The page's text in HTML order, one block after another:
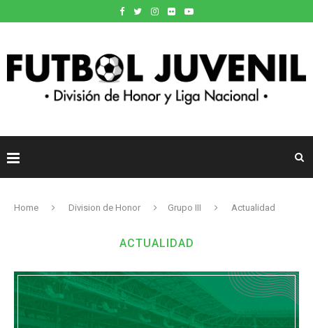
Home Division de Honor Grupo III Actualidad
ACTUALIDAD